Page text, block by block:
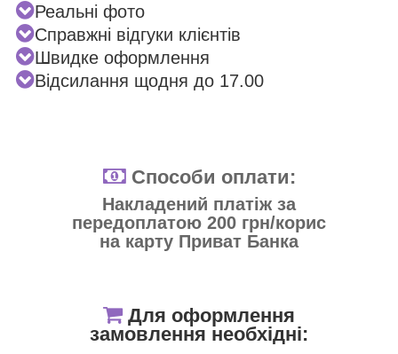
Реальні фото
Справжні відгуки клієнтів
Швидке оформлення
Відсилання щодня до 17.00
Способи оплати:
Накладений платіж за
передоплатою 200 грн/корис
на карту Приват Банка
Для оформлення
замовлення необхідні: